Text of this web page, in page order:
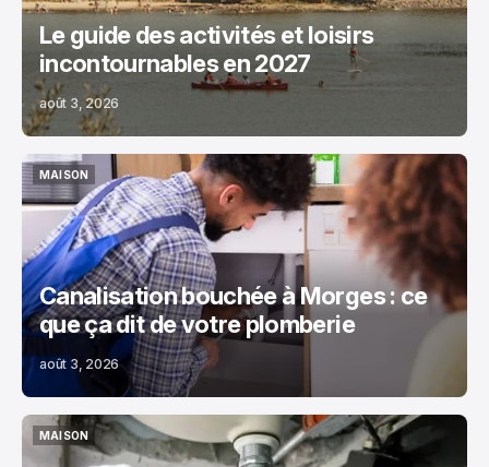
Le guide des activités et loisirs
incontournables en 2027
août 3, 2026
MAISON
MAISON
Canalisation bouchée à Morges : ce
que ça dit de votre plomberie
août 3, 2026
MAISON
MAISON